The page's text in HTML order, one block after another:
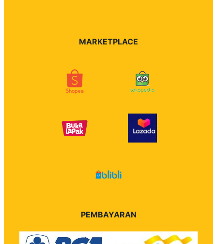
MARKETPLACE
PEMBAYARAN